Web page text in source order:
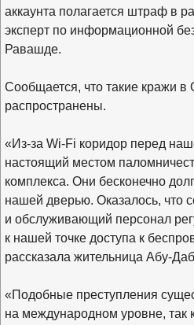
аккаунта полагается штраф в
эксперт по информационной
Равашде.
Сообщается, что такие кражи в
распространены.
«Из-за Wi-Fi коридор перед
настоящий местом
комплекса. Они бесконечно
нашей дверью. Оказалось, что
и обслуживающий персонал
к нашей точке доступа к
рассказала жительница Абу-
«Подобные преступления
на международном уровне, так